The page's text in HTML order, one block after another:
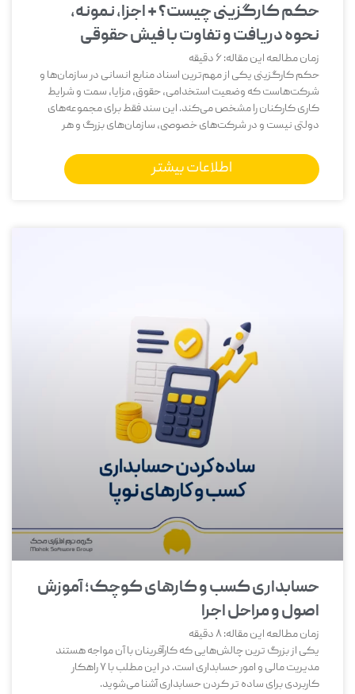
حکم کارگزینی چیست؟ + اجزا، نمونه،
نحوه دریافت و تفاوت با فیش حقوقی
زمان مطالعه این مقاله:6 دقیقه
حکم کارگزینی یکی از مهم‌ترین اسناد منابع انسانی در سازمان‌ها و
شرکت‌هاست که وضعیت استخدامی، حقوق، مزایا، سمت و شرایط
کاری کارکنان را مشخص می‌کند. این سند فقط برای مجموعه‌های
دولتی نیست و در شرکت‌های خصوصی، سازمان‌های بزرگ و هر
اطلاعات بیشتر
حسابداری کسب و کارهای کوچک؛ آموزش
اصول و مراحل اجرا
زمان مطالعه این مقاله:8دقیقه
یکی از بزرگ‌ ترین چالش‌هایی که کارآفرینان با آن مواجه هستند
مدیریت مالی و امور حسابداری است. در این مطلب با 7 راهکار
کاربردی برای ساده تر کردن حسابداری آشنا می‌شوید.